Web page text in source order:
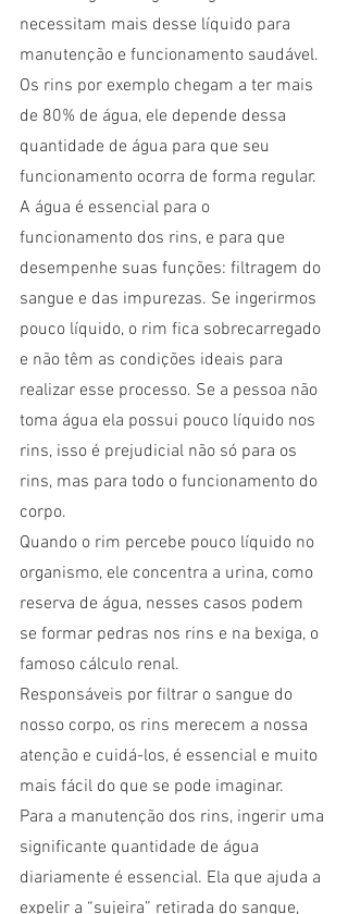
necessitam mais desse líquido para
manutenção e funcionamento saudável.
Os rins por exemplo chegam a ter mais
de 80% de água, ele depende dessa
quantidade de água para que seu
funcionamento ocorra de forma regular.
A água é essencial para o
funcionamento dos rins, e para que
desempenhe suas funções: filtragem do
sangue e das impurezas. Se ingerirmos
pouco líquido, o rim fica sobrecarregado
e não têm as condições ideais para
realizar esse processo. Se a pessoa não
toma água ela possui pouco líquido nos
rins, isso é prejudicial não só para os
rins, mas para todo o funcionamento do
corpo.
Quando o rim percebe pouco líquido no
organismo, ele concentra a urina, como
reserva de água, nesses casos podem
se formar pedras nos rins e na bexiga, o
famoso cálculo renal.
Responsáveis por filtrar o sangue do
nosso corpo, os rins merecem a nossa
atenção e cuidá-los, é essencial e muito
mais fácil do que se pode imaginar.
Para a manutenção dos rins, ingerir uma
significante quantidade de água
diariamente é essencial. Ela que ajuda a
expelir a “sujeira” retirada do sangue,